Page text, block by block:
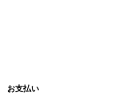
お支払い